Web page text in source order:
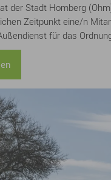
der Stadt Homberg
Zeitpunkt eine/n
für das
zunächst befristet als
die tarifliche
20 Stunden. Die
teilbar (z.B. nach Innen-